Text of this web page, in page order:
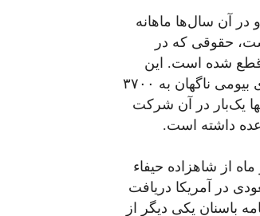
آن سال‌ها ماهانه
حقوقی که در
در آگوست ۲۰۰۱ به طور کامل قطع شده است. این
میزان در بخشی دیگر از گزارش مشخص شده است؛ حقوق ۴۶۵ دلاری بیومی ناگهان به ۳۷۰۰
یک‌بار در آن شرکت
داشته است.
بود که همسر بیومی نیز مبلغ ۱۲۰۰ دلار در ماه از شاهزاده حیفاء
وقت عربستان سعودی در آمریکا دریافت
باسنان یکی دیگر از